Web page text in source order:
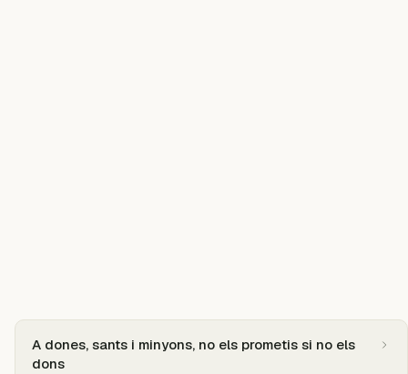
A dones, sants i minyons, no els prometis si no els
dons